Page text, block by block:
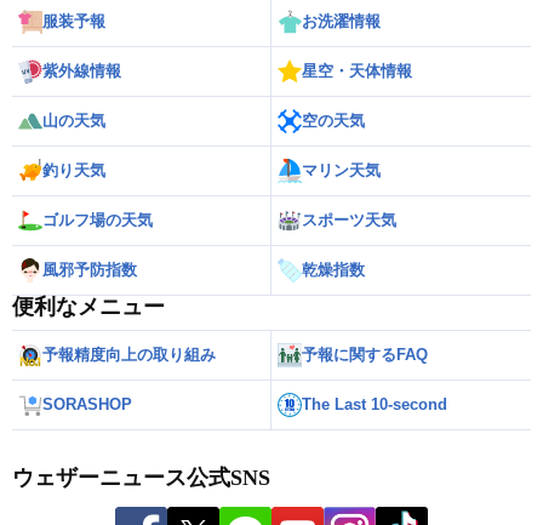
服装予報 お洗濯情報
紫外線情報 星空・天体情報
山の天気 空の天気
釣り天気 マリン天気
ゴルフ場の天気 スポーツ天気
風邪予防指数 乾燥指数
便利なメニュー
予報精度向上の取り組み 予報に関するFAQ
SORASHOP The Last 10-second
ウェザーニュース公式SNS